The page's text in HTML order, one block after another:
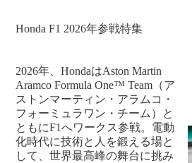
Honda F1 2026年参戦特集
2026年、HondaはAston Martin
Aramco Formula One™ Team（ア
ストンマーティン・アラムコ・
フォーミュラワン・チーム）と
ともにF1へワークス参戦。電動
化時代に技術と人を鍛える場と
して、世界最高峰の舞台に挑み